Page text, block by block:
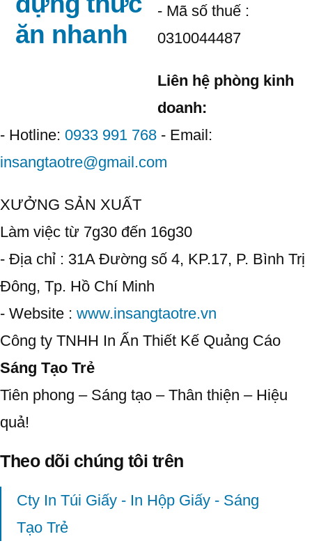
ăn nhanh
- Mã số thuế :
0310044487
Liên hệ phòng kinh
doanh:
- Hotline: 0933 991 768 - Email:
insangtaotre@gmail.com
XƯỞNG SẢN XUẤT
Làm việc từ 7g30 đến 16g30
- Địa chỉ : 31A Đường số 4, KP.17, P. Bình Trị
Đông, Tp. Hồ Chí Minh
- Website : www.insangtaotre.vn
Công ty TNHH In Ấn Thiết Kế Quảng Cáo
Sáng Tạo Trẻ
Tiên phong – Sáng tạo – Thân thiện – Hiệu
quả!
Theo dõi chúng tôi trên
Cty In Túi Giấy - In Hộp Giấy - Sáng
Tạo Trẻ